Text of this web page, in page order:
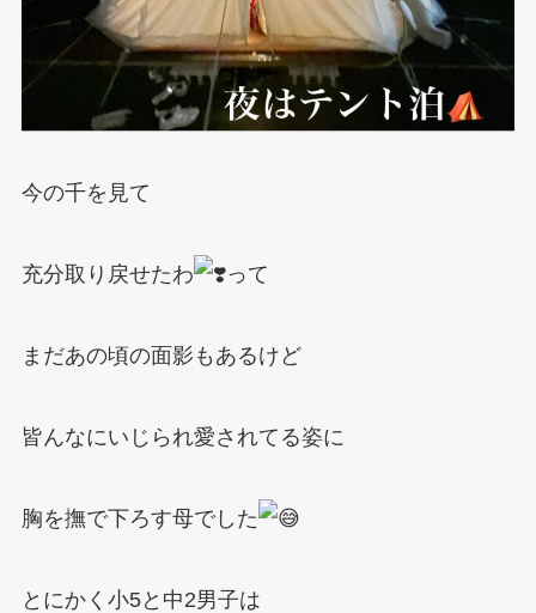
今の千を見て
充分取り戻せたわ って
まだあの頃の面影もあるけど
皆んなにいじられ愛されてる姿に
胸を撫で下ろす母でした
とにかく小5と中2男子は